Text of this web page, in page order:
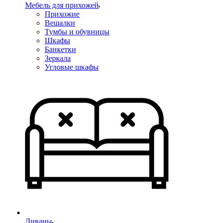
Мебель для прихожей
Прихожие
Вешалки
Тумбы и обувницы
Шкафы
Банкетки
Зеркала
Угловые шкафы
Диваны